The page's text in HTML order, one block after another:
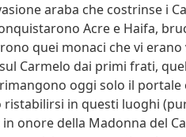
araba che costrinse i
Acre e Haifa,
quei monaci che vi
Carmelo dai primi frati,
oggi solo il portale
in questi luoghi
onore della Madonna del